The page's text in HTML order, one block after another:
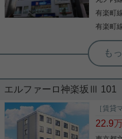
気軽に
TEL：
有楽町
有楽町
実用春日ホーム 茗荷谷店 堀田
茗荷
層階！各部屋7
焚機能
アノの相談可
エルファーロ神楽坂Ⅲ 101
［賃貸
22.9